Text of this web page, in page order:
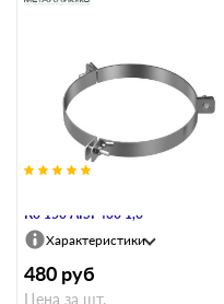
Ко 150 AISI 430 1,0
Характеристики
480 руб
Цена за шт.